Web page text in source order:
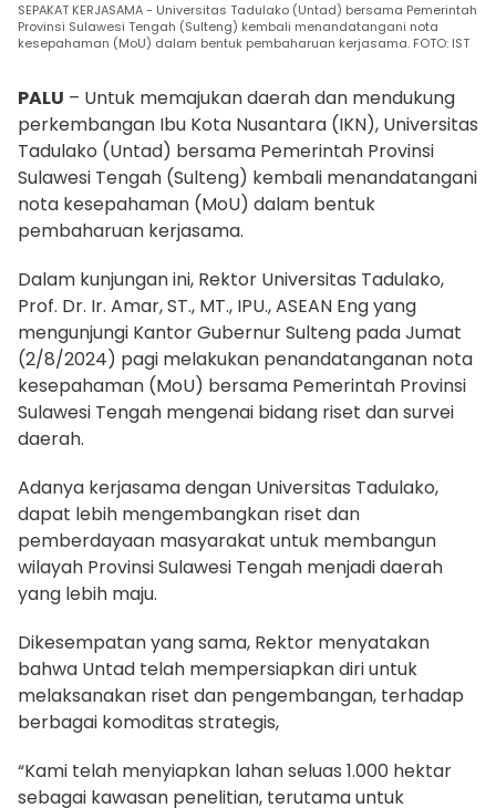
SEPAKAT KERJASAMA - Universitas Tadulako (Untad) bersama Pemerintah
Provinsi Sulawesi Tengah (Sulteng) kembali menandatangani nota
kesepahaman (MoU) dalam bentuk pembaharuan kerjasama. FOTO: IST
PALU – Untuk memajukan daerah dan mendukung
perkembangan Ibu Kota Nusantara (IKN), Universitas
Tadulako (Untad) bersama Pemerintah Provinsi
Sulawesi Tengah (Sulteng) kembali menandatangani
nota kesepahaman (MoU) dalam bentuk
pembaharuan kerjasama.
Dalam kunjungan ini, Rektor Universitas Tadulako,
Prof. Dr. Ir. Amar, ST., MT., IPU., ASEAN Eng yang
mengunjungi Kantor Gubernur Sulteng pada Jumat
(2/8/2024) pagi melakukan penandatanganan nota
kesepahaman (MoU) bersama Pemerintah Provinsi
Sulawesi Tengah mengenai bidang riset dan survei
daerah.
Adanya kerjasama dengan Universitas Tadulako,
dapat lebih mengembangkan riset dan
pemberdayaan masyarakat untuk membangun
wilayah Provinsi Sulawesi Tengah menjadi daerah
yang lebih maju.
Dikesempatan yang sama, Rektor menyatakan
bahwa Untad telah mempersiapkan diri untuk
melaksanakan riset dan pengembangan, terhadap
berbagai komoditas strategis,
“Kami telah menyiapkan lahan seluas 1.000 hektar
sebagai kawasan penelitian, terutama untuk